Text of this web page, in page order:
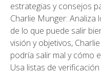
estrategias y consejos
Charlie Munger: Analiza
de lo que puede salir
visión y objetivos,
podría salir mal y cómo
Usa listas de